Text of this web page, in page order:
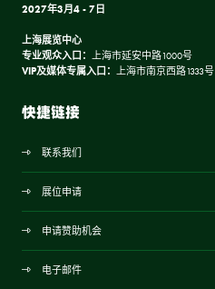
2027年3月4 - 7日
上海展览中心
专业观众入口： 上海市延安中路1000号
VIP及媒体专属入口： 上海市南京西路1333号
快捷链接
联系我们
展位申请
申请赞助机会
电子邮件